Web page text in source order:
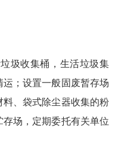
圾收集桶，生活垃圾集
；设置一般固废暂存场
料、袋式除尘器收集的粉
场，定期委托有关单位